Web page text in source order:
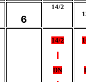
6
14/2
14/2
DN